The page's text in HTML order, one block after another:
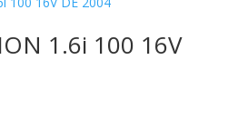
1.6i 100 16V